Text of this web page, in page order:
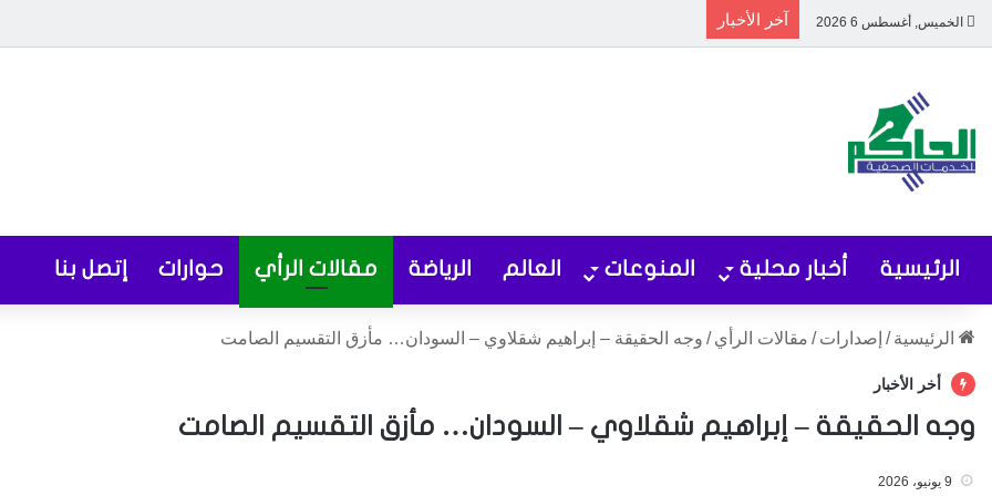
الخميس, أغسطس 6 2026 آخر الأخبار
الرئيسية أخبار محلية المنوعات العالم الرياضة مقالات الرأي حوارات إتصل بنا
الرئيسية / إصدارات / مقالات الرأي / وجه الحقيقة – إبراهيم شقلاوي – السودان… مأزق التقسيم الصامت
أخر الأخبار
وجه الحقيقة – إبراهيم شقلاوي – السودان… مأزق التقسيم الصامت
9 يونيو، 2026